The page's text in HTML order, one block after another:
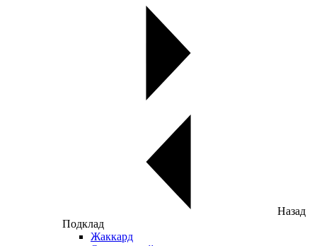
Назад
Подклад
Жаккард